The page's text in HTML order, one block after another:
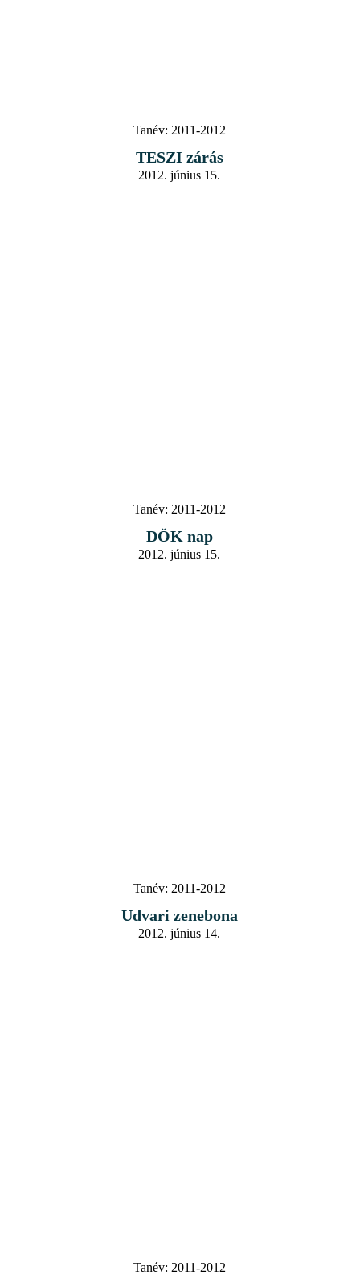
Tanév: 2011-2012
TESZI zárás
2012. június 15.
Tanév: 2011-2012
DÖK nap
2012. június 15.
Tanév: 2011-2012
Udvari zenebona
2012. június 14.
Tanév: 2011-2012